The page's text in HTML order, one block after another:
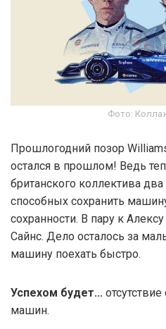
Фото:
Прошлогодний позор
остался в прошлом! Ведь
британского коллектива
способных сохранить
сохранности. В пару к
Сайнс. Дело осталось за
машину поехать быстро.
Успехом будет...
машин.